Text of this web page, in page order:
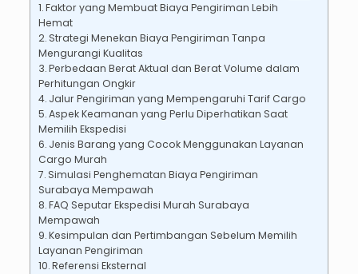
Faktor yang Membuat Biaya Pengiriman Lebih
Hemat
Strategi Menekan Biaya Pengiriman Tanpa
Mengurangi Kualitas
Perbedaan Berat Aktual dan Berat Volume dalam
Perhitungan Ongkir
Jalur Pengiriman yang Mempengaruhi Tarif Cargo
Aspek Keamanan yang Perlu Diperhatikan Saat
Memilih Ekspedisi
Jenis Barang yang Cocok Menggunakan Layanan
Cargo Murah
Simulasi Penghematan Biaya Pengiriman
Surabaya Mempawah
FAQ Seputar Ekspedisi Murah Surabaya
Mempawah
Kesimpulan dan Pertimbangan Sebelum Memilih
Layanan Pengiriman
Referensi Eksternal